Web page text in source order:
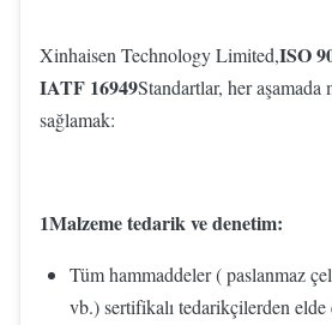
Xinhaisen Technology Limited,ISO
IATF 16949Standartlar, her
sağlamak:
1Malzeme tedarik ve denetim:
Tüm hammaddeler ( paslanmaz
vb.) sertifikalı tedarikçilerden